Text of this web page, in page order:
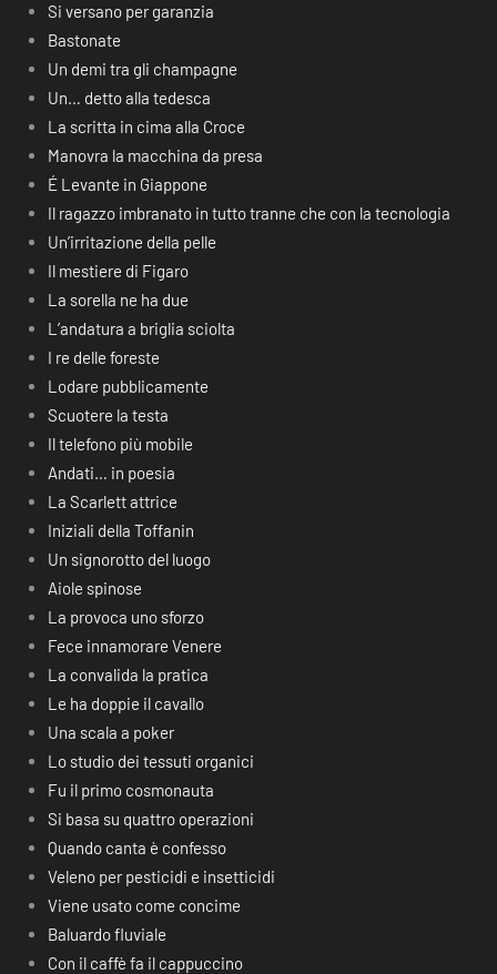
Si versano per garanzia
Bastonate
Un demi tra gli champagne
Un… detto alla tedesca
La scritta in cima alla Croce
Manovra la macchina da presa
É Levante in Giappone
Il ragazzo imbranato in tutto tranne che con la tecnologia
Un’irritazione della pelle
Il mestiere di Figaro
La sorella ne ha due
L’andatura a briglia sciolta
I re delle foreste
Lodare pubblicamente
Scuotere la testa
Il telefono più mobile
Andati… in poesia
La Scarlett attrice
Iniziali della Toffanin
Un signorotto del luogo
Aiole spinose
La provoca uno sforzo
Fece innamorare Venere
La convalida la pratica
Le ha doppie il cavallo
Una scala a poker
Lo studio dei tessuti organici
Fu il primo cosmonauta
Si basa su quattro operazioni
Quando canta è confesso
Veleno per pesticidi e insetticidi
Viene usato come concime
Baluardo fluviale
Con il caffè fa il cappuccino